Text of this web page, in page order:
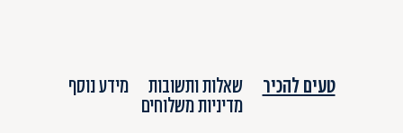
טעים להכיר שאלות ותשובות מידע נוסף
מדיניות משלוחים